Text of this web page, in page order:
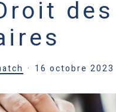
des
16 octobre 2023